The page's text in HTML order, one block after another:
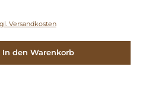
Versandkosten
In den Warenkorb